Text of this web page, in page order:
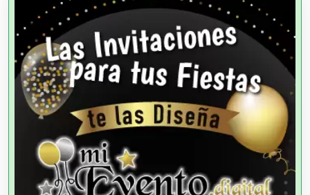
Agencias de Cobranza
Agencias de Colocación
Agencias de Modelos
Agencias de Publicidad
Agencias de Viajes